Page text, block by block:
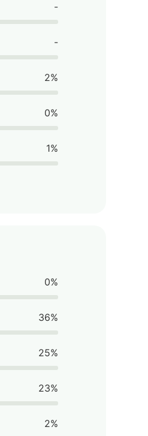
-
-
2%
0%
1%
0%
36%
25%
23%
2%